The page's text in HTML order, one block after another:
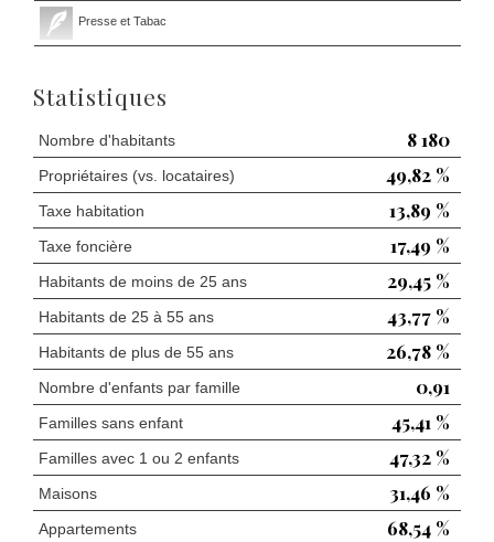
Presse et Tabac
Statistiques
Nombre d'habitants 8 180
Propriétaires (vs. locataires) 49,82 %
Taxe habitation 13,89 %
Taxe foncière 17,49 %
Habitants de moins de 25 ans 29,45 %
Habitants de 25 à 55 ans 43,77 %
Habitants de plus de 55 ans 26,78 %
Nombre d'enfants par famille 0,91
Familles sans enfant 45,41 %
Familles avec 1 ou 2 enfants 47,32 %
Maisons 31,46 %
Appartements 68,54 %